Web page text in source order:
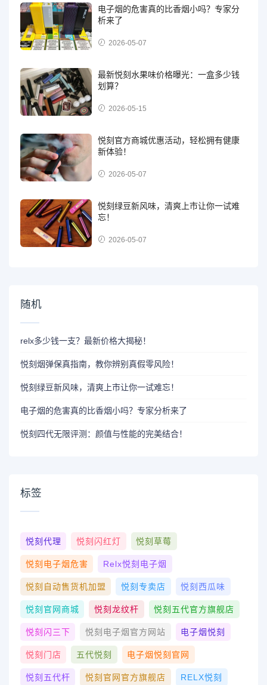
电子烟的危害真的比香烟小吗？专家分
析来了
2026-05-07
最新悦刻水果味价格曝光：一盒多少钱
划算？
2026-05-15
悦刻官方商城优惠活动，轻松拥有健康
新体验！
2026-05-07
悦刻绿豆新风味，清爽上市让你一试难
忘！
2026-05-07
随机
relx多少钱一支？最新价格大揭秘！
悦刻烟弹保真指南，教你辨别真假零风险！
悦刻绿豆新风味，清爽上市让你一试难忘！
电子烟的危害真的比香烟小吗？专家分析来了
悦刻四代无限评测：颜值与性能的完美结合！
标签
悦刻代理 悦刻闪红灯 悦刻草莓
悦刻电子烟危害 Relx悦刻电子烟
悦刻自动售货机加盟 悦刻专卖店 悦刻西瓜味
悦刻官网商城 悦刻龙纹杆 悦刻五代官方旗舰店
悦刻闪三下 悦刻电子烟官方网站 电子烟悦刻
悦刻门店 五代悦刻 电子烟悦刻官网
悦刻五代杆 悦刻官网官方旗舰店 RELX悦刻